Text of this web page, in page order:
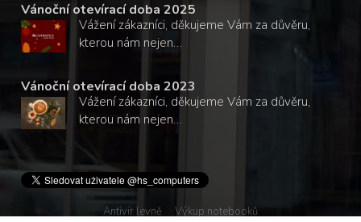
Vánoční otevírací doba 2025
Vážení zákazníci, děkujeme Vám za důvěru,
kterou nám nejen…
Vánoční otevírací doba 2023
Vážení zákazníci, děkujeme Vám za důvěru,
kterou nám nejen…
Antivir levně Výkup notebooků